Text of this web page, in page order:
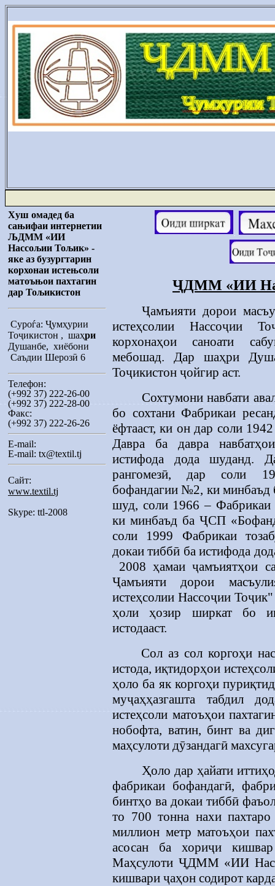
Хуш омадед ба
сањифаи интернетии
ЉДММ «ИИ
Нассољии Тољик» -
яке аз бузургтарин
корхонаи истењсоли
матоъњои пахтагин
дар Тољикистон
Суроѓа: Ҷумҳурии
Тоҷикистон , шаҳри
Душанбе, хиёбони
Саъдии Шерозӣ 6
Телефон:
(+992 37) 222-26-00
(+992 37) 222-28-00
Факс:
(+992 37) 222-26-26
E-mail:
E-mail: tx@textil.tj
Сайт:
www.textil.tj
Skype: ttl-2008
ҶДММ «ИИ
Ҷамъияти дорои
истеҳсолии Нассоҷии
корхонаҳои саноати
мебошад. Дар шаҳри
Тоҷикистон ҷойгир аст.
Сохтумони навбати
бо сохтани Фабрикаи
ёфтааст, ки он дар соли
Давра ба давра
истифода дода шуданд.
рангомезӣ, дар соли
бофандагии №2, ки минбаъд
шуд, соли 1966 –
ки минбаъд ба ҶСП
соли 1999 Фабрикаи
докаи тиббӣ ба истифода
2008 ҳамаи ҷамъиятҳои
Ҷамъияти дорои
истеҳсолии Нассоҷии
ҳоли ҳозир ширкат бо
истодааст.
Сол аз сол коргоҳи
истода, иқтидорҳои
ҳоло ба як коргоҳи
муҷаҳҳазгашта табдил
истеҳсоли матоъҳои
нобофта, ватин, бинт ва
маҳсулоти дӯзандагӣ
Ҳоло дар ҳайати
фабрикаи бофандагӣ,
бинтҳо ва докаи тиббӣ
то 700 тонна нахи
миллион метр матоъҳои
асосан ба хориҷи
Маҳсулоти ҶДММ «ИИ
кишвари ҷаҳон содирот